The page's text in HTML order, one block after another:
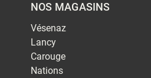
NOS MAGASINS
Vésenaz
Lancy
Carouge
Nations